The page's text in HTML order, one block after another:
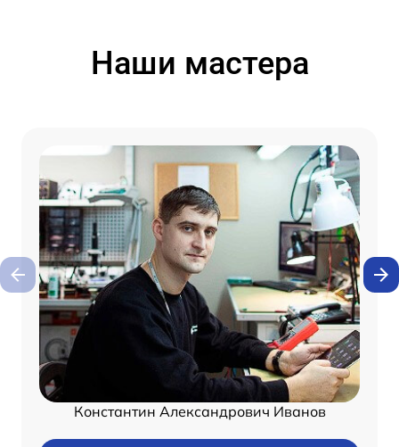
Наши мастера
Константин Александрович Иванов